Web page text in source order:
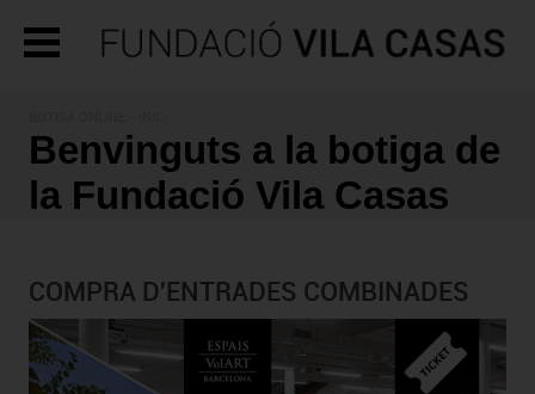
Benvinguts a la botiga de
la Fundació Vila Casas
COMPRA D'ENTRADES COMBINADES